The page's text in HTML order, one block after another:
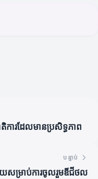
ការដែលមានប្រសិទ្ធភាព
បន្ទាប់
សម្រាប់ការចូលរួមឌីជីថល